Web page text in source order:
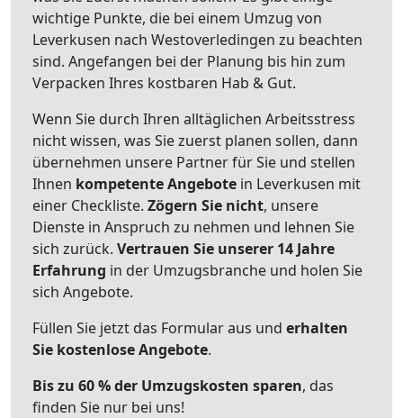
wichtige Punkte, die bei einem Umzug von
Leverkusen nach Westoverledingen zu beachten
sind. Angefangen bei der Planung bis hin zum
Verpacken Ihres kostbaren Hab & Gut.
Wenn Sie durch Ihren alltäglichen Arbeitsstress
nicht wissen, was Sie zuerst planen sollen, dann
übernehmen unsere Partner für Sie und stellen
Ihnen kompetente Angebote in Leverkusen mit
einer Checkliste. Zögern Sie nicht, unsere
Dienste in Anspruch zu nehmen und lehnen Sie
sich zurück. Vertrauen Sie unserer 14 Jahre
Erfahrung in der Umzugsbranche und holen Sie
sich Angebote.
Füllen Sie jetzt das Formular aus und erhalten
Sie kostenlose Angebote.
Bis zu 60 % der Umzugskosten sparen, das
finden Sie nur bei uns!